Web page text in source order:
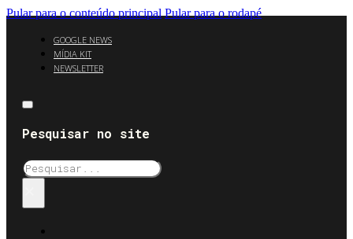
Pular para o conteúdo principal Pular para o rodapé
GOOGLE NEWS
MÍDIA KIT
NEWSLETTER
Pesquisar no site
Pesquisar